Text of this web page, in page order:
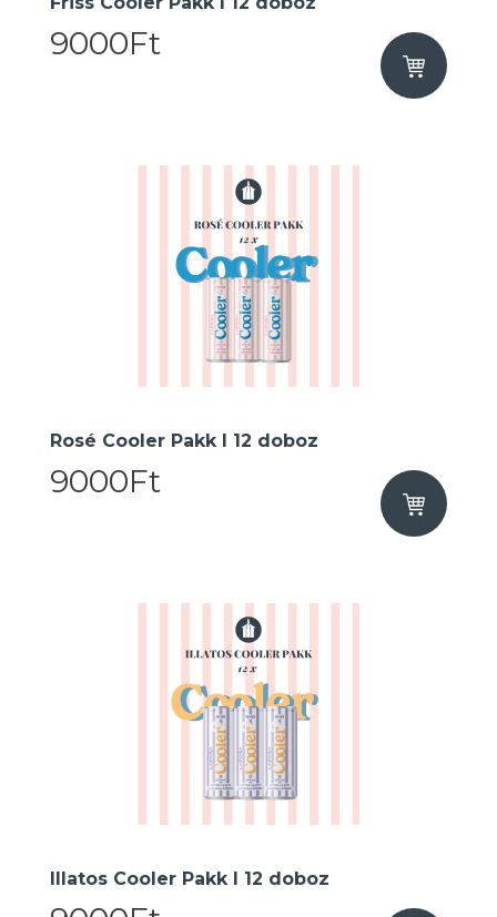
9000Ft
Rosé Cooler Pakk I 12 doboz
9000Ft
Illatos Cooler Pakk I 12 doboz